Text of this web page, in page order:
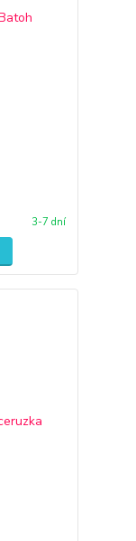
3-7 dní